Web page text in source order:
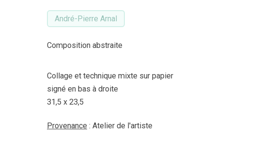
André-Pierre Arnal
Composition abstraite
Collage et technique mixte sur papier
signé en bas à droite
31,5 x 23,5
Provenance : Atelier de l'artiste